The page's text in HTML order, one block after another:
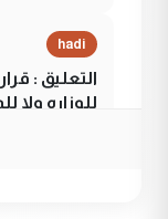
hadi
التعليق :
للوزاره ولا